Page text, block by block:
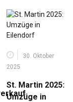
30. Oktober
2025
St. Martin 2025:
Umzüge in